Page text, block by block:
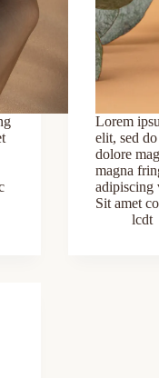
Lorem
elit, sed
dolore
magna
adipiscing
Sit amet
lcdt